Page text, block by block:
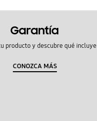
Garantía
producto y descubre qué incluye
CONOZCA MÁS